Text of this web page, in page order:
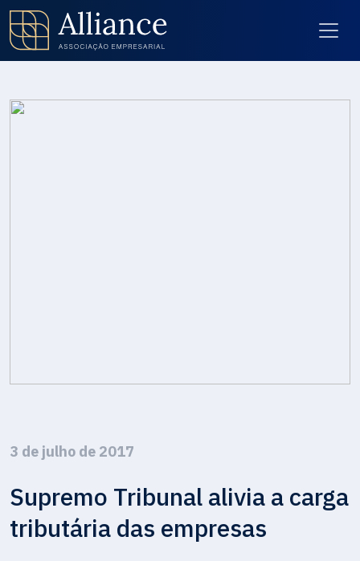
3 de julho de 2017
Supremo Tribunal alivia a carga
tributária das empresas